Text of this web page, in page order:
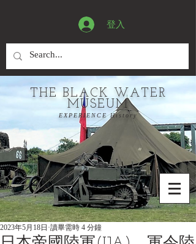
登入
THE BLACK WATER
MUSEUM
EXPERIENCE History
2023年5月18日 讀畢需時 4 分鐘